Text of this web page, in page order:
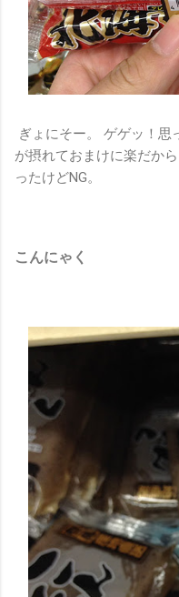
ぎょにそー。 ゲゲッ！思
が摂れておまけに楽だか
ったけどNG。
こんにゃく